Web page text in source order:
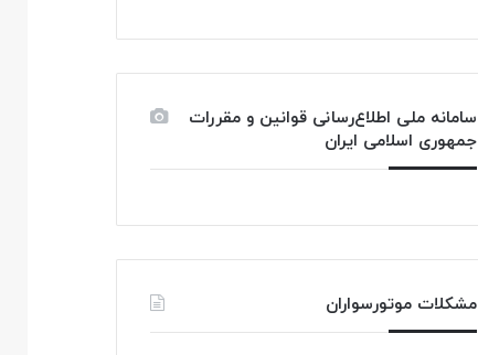
سامانه ملی اطلاع‌رسانی قوانین و مقررات
جمهوری اسلامی ایران
مشکلات موتورسواران